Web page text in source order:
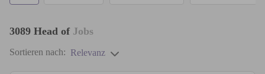
3089 Head of Jobs
Sortieren nach: Relevanz